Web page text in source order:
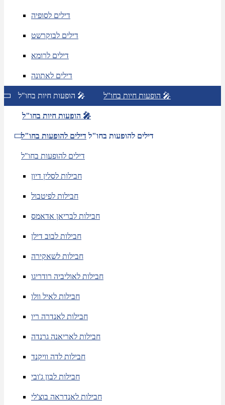
דילים לסופיה
דילים לבוקרשט
דילים לרומא
דילים לאתונה
הופעות חיות בחו"ל 🎤 הופעות חיות בחו"ל 🎤
הופעות חיות בחו"ל 🎤
דילים להופעות בחו"ל דילים להופעות בחו"ל
דילים להופעות בחו"ל
חבילות לסלין דיון
חבילות לפיטבול
חבילות לבריאן אדאמס
חבילות לבוב דילן
חבילות לשאקירה
חבילות לאוליביה רודריגו
חבילות לאיל וולו
חבילות לאנדרה ריו
חבילות לאריאנה גרנדה
חבילות לדה וויקנד
חבילות לבון ג'ובי
חבילות לאנדראה בוצ'לי